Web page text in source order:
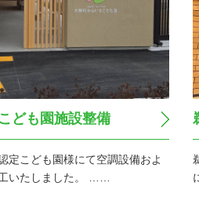
ども園施設整備
定こども園様にて空調設備およ
いたしました。 ……